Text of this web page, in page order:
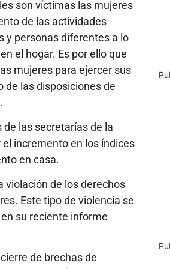
son víctimas las mujeres
de las actividades
y personas diferentes a lo
el hogar. Es por ello que
mujeres para ejercer sus
las disposiciones de
de las secretarías de la
incremento en los índices
en casa.
violación de los derechos
Este tipo de violencia se
su reciente informe
de brechas de